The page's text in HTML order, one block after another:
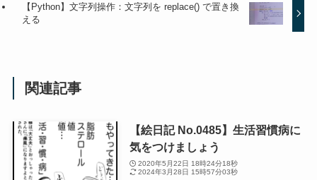
【Python】文字列操作：文字列を replace() で置き換
える
関連記事
【絵日記 No.0485】生活習慣病に
気をつけましょう
2020年5月22日 18時24分18秒
2024年3月28日 15時57分03秒